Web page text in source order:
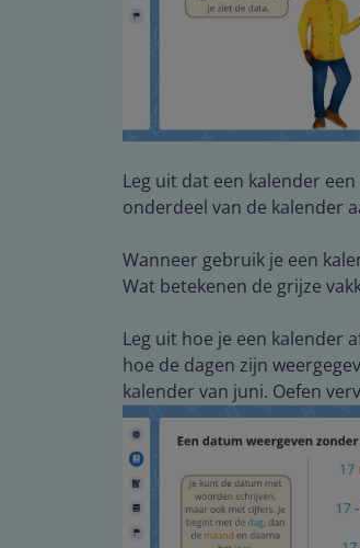
Leg uit dat een kalender
onderdeel van de kalender
Wanneer gebruik je een
Wat betekenen de grijze
Leg uit hoe je een kalender
hoe de dagen zijn
kalender van juni. Oefen